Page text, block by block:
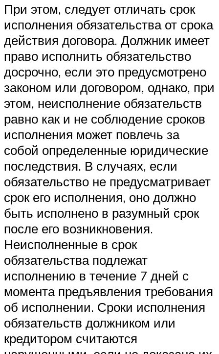
При этом, следует отличать срок
исполнения обязательства от срока
действия договора. Должник имеет
право исполнить обязательство
досрочно, если это предусмотрено
законом или договором, однако, при
этом, неисполнение обязательств
равно как и не соблюдение сроков
исполнения может повлечь за
собой определенные юридические
последствия. В случаях, если
обязательство не предусматривает
срок его исполнения, оно должно
быть исполнено в разумный срок
после его возникновения.
Неисполненные в срок
обязательства подлежат
исполнению в течение 7 дней с
момента предъявления требования
об исполнении. Сроки исполнения
обязательств должником или
кредитором считаются